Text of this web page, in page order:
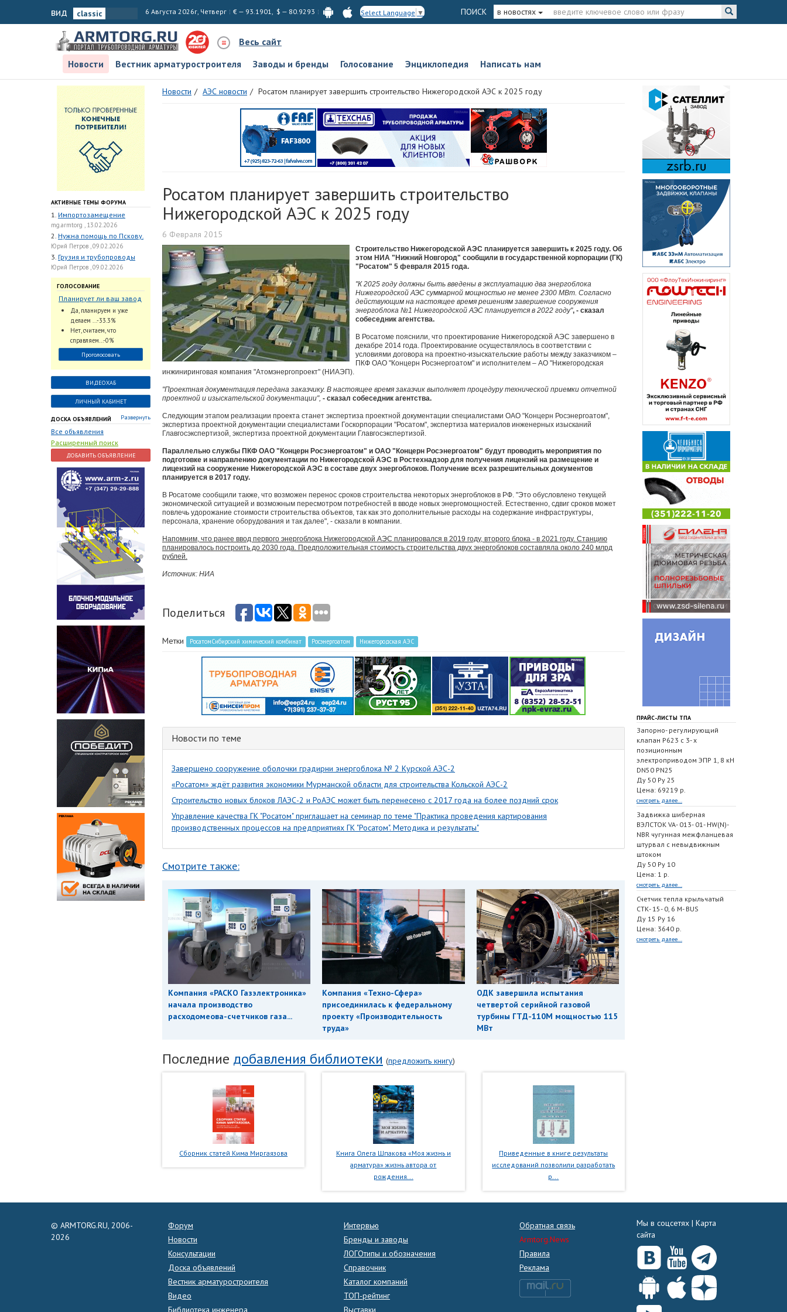
вид 6 Августа 2026г, Четверг € — 93.1901, $ — 80.9293 Select Language ▼ ПОИСК в новостях
Весь сайт
Новости
Вестник арматуростроителя Заводы и бренды Голосование Энциклопедия Написать нам
АКТИВНЫЕ ТЕМЫ ФОРУМА
1. Импортозамещение
mg.armtorg , 13.02.2026
2. Нужна помощь по Пскову.
Юрий Петров , 09.02.2026
3. Грузия и трубопроводы
Юрий Петров , 09.02.2026
ГОЛОСОВАНИЕ
Планирует ли ваш завод
использовать
промышленный
интеллект и цифровые
заказы для ускорения
обработки заказов и
оперативной отгрузки
продукции конечному
потребителю?
Да, планируем и уже
делаем ...-33.3%
Нет, считаем, что
справляем...-0%
Проголосовать
ВИДЕОХАБ
ЛИЧНЫЙ КАБИНЕТ
ДОСКА ОБЪЯВЛЕНИЙ Развернуть
Все объявления
Расширенный поиск
ДОБАВИТЬ ОБЪЯВЛЕНИЕ
Новости АЭС новости Росатом планирует завершить строительство Нижегородской АЭС к 2025 году
Росатом планирует завершить строительство
Нижегородской АЭС к 2025 году
6 Февраля 2015
Строительство Нижегородской АЭС планируется завершить к 2025 году. Об
этом НИА "Нижний Новгород" сообщили в государственной корпорации (ГК)
"Росатом" 5 февраля 2015 года.
"К 2025 году должны быть введены в эксплуатацию два энергоблока
Нижегородской АЭС суммарной мощностью не менее 2300 МВт. Согласно
действующим на настоящее время решениям завершение сооружения
энергоблока №1 Нижегородской АЭС планируется в 2022 году", - сказал
собеседник агентства.
В Росатоме пояснили, что проектирование Нижегородской АЭС завершено в
декабре 2014 года. Проектирование осуществлялось в соответствии с
условиями договора на проектно-изыскательские работы между заказчиком –
ПКФ ОАО "Концерн Росэнергоатом" и исполнителем – АО "Нижегородская
инжиниринговая компания "Атомэнергопроект" (НИАЭП).
"Проектная документация передана заказчику. В настоящее время заказчик выполняет процедуру технической приемки отчетной
проектной и изыскательской документации", - сказал собеседник агентства.
Следующим этапом реализации проекта станет экспертиза проектной документации специалистами ОАО "Концерн Росэнергоатом",
экспертиза проектной документации специалистами Госкорпорации "Росатом", экспертиза материалов инженерных изысканий
Главгосэкспертизой, экспертиза проектной документации Главгосэкспертизой.
Параллельно службы ПКФ ОАО "Концерн Росэнергоатом" и ОАО "Концерн Росэнергоатом" будут проводить мероприятия по
подготовке и направлению документации по Нижегородской АЭС в Ростехнадзор для получения лицензий на размещение и
лицензий на сооружение Нижегородской АЭС в составе двух энергоблоков. Получение всех разрешительных документов
планируется в 2017 году.
В Росатоме сообщили также, что возможен перенос сроков строительства некоторых энергоблоков в РФ. "Это обусловлено текущей
экономической ситуацией и возможным пересмотром потребностей в вводе новых энергомощностей. Естественно, сдвиг сроков может
повлечь удорожание стоимости строительства объектов, так как это дополнительные расходы на содержание инфраструктуры,
персонала, хранение оборудования и так далее", - сказали в компании.
Напомним, что ранее ввод первого энергоблока Нижегородской АЭС планировался в 2019 году, второго блока - в 2021 году. Станцию
планировалось построить до 2030 года. Предположительная стоимость строительства двух энергоблоков составляла около 240 млрд
рублей.
Источник: НИА
Поделиться
Метки РосатомСибирский химический комбинат Росэнергоатом Нижегородская АЭС
Новости по теме
Завершено сооружение оболочки градирни энергоблока № 2 Курской АЭС-2
«Росатом» ждёт развития экономики Мурманской области для строительства Кольской АЭС-2
Строительство новых блоков ЛАЭС-2 и РоАЭС может быть перенесено с 2017 года на более поздний срок
Управление качества ГК "Росатом" приглашает на семинар по теме "Практика проведения картирования
производственных процессов на предприятиях ГК "Росатом". Методика и результаты"
Смотрите также:
Компания «РАСКО Газэлектроника»
начала производство
расходомеова-счетчиков газа...
Компания «Техно-Сфера»
присоединилась к федеральному
проекту «Производительность
труда»
ОДК завершила испытания
четвертой серийной газовой
турбины ГТД-110М мощностью 115
МВт
Последние добавления библиотеки (предложить книгу)
Сборник статей Кима Миргаязова
Книга Олега Шпакова «Моя жизнь и
арматура» жизнь автора от
рождения...
Приведенные в книге результаты
исследований позволили разработать
р...
ПРАЙС-ЛИСТЫ ТПА
Запорно- регулирующий
клапан Р623 с 3- х
позиционным
электроприводом ЭПР 1, 8 кН
DN50 PN25
Ду 50 Ру 25
Цена: 69219 р.
смотреть далее...
Задвижка шиберная
ВЭЛСТОК VA- 013- 01- HW(N)-
NBR чугунная межфланцевая
штурвал с невыдвижным
штоком
Ду 50 Ру 10
Цена: 1 р.
смотреть далее...
Счетчик тепла крыльчатый
СТК- 15- 0, 6 M- BUS
Ду 15 Ру 16
Цена: 3640 р.
смотреть далее...
© ARMTORG.RU, 2006-
2026
Форум
Новости
Консультации
Доска объявлений
Вестник арматуростроителя
Видео
Библиотека инженера
Интервью
Бренды и заводы
ЛОГОтипы и обозначения
Справочник
Каталог компаний
ТОП-рейтинг
Выставки
Обратная связь
Armtorg.News
Правила
Реклама
Мы в соцсетях | Карта
сайта